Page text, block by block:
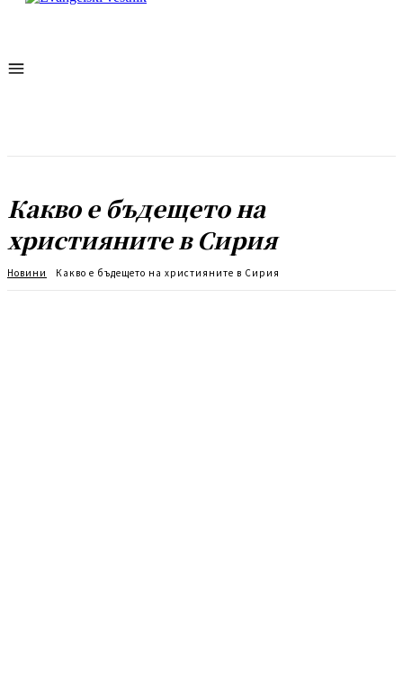
Какво е бъдещето на
християните в Сирия
Новини Какво е бъдещето на християните в Сирия